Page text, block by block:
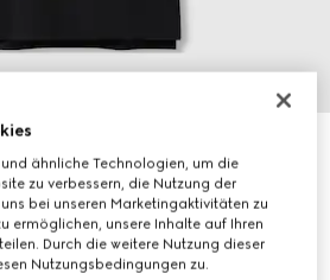
ähnliche Technologien, um die
zu verbessern, die Nutzung der
bei unseren Marketingaktivitäten zu
ermöglichen, unsere Inhalte auf Ihren
Durch die weitere Nutzung dieser
Nutzungsbedingungen zu.